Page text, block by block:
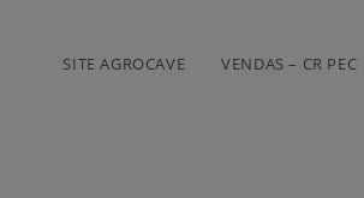
SITE AGROCAVE VENDAS – CR PEC